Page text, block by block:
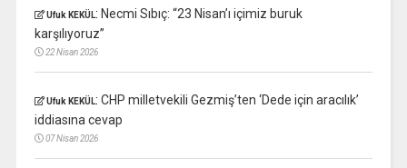
Ufuk KEKÜL: Necmi Sıbıç: “23 Nisan’ı içimiz buruk
karşılıyoruz”
22 Nisan 2026
Ufuk KEKÜL: CHP milletvekili Gezmiş’ten ‘Dede için aracılık’
iddiasına cevap
07 Nisan 2026